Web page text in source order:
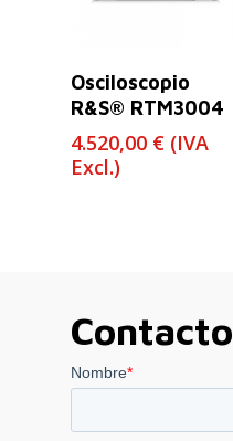
Osciloscopio
R&S® RTM3004
4.520,00 € (IVA
Excl.)
Contacto